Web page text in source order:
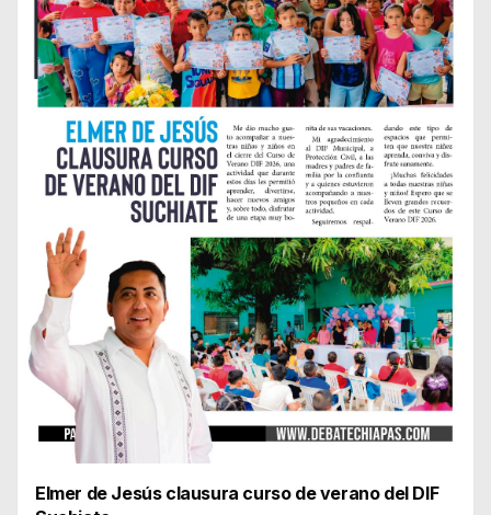
Elmer de Jesús clausura curso de verano del DIF